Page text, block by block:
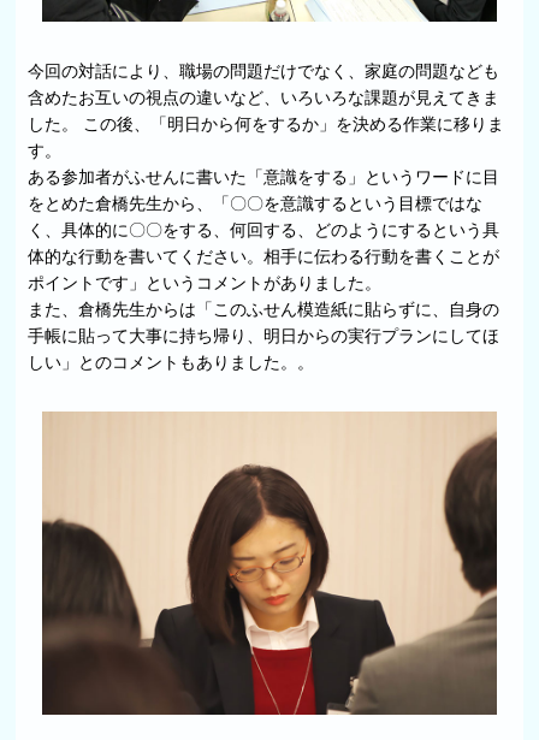
今回の対話により、職場の問題だけでなく、家庭の問題なども
含めたお互いの視点の違いなど、いろいろな課題が見えてきま
した。 この後、「明日から何をするか」を決める作業に移りま
す。
ある参加者がふせんに書いた「意識をする」というワードに目
をとめた倉橋先生から、「〇〇を意識するという目標ではな
く、具体的に〇〇をする、何回する、どのようにするという具
体的な行動を書いてください。相手に伝わる行動を書くことが
ポイントです」というコメントがありました。
また、倉橋先生からは「このふせん模造紙に貼らずに、自身の
手帳に貼って大事に持ち帰り、明日からの実行プランにしてほ
しい」とのコメントもありました。。